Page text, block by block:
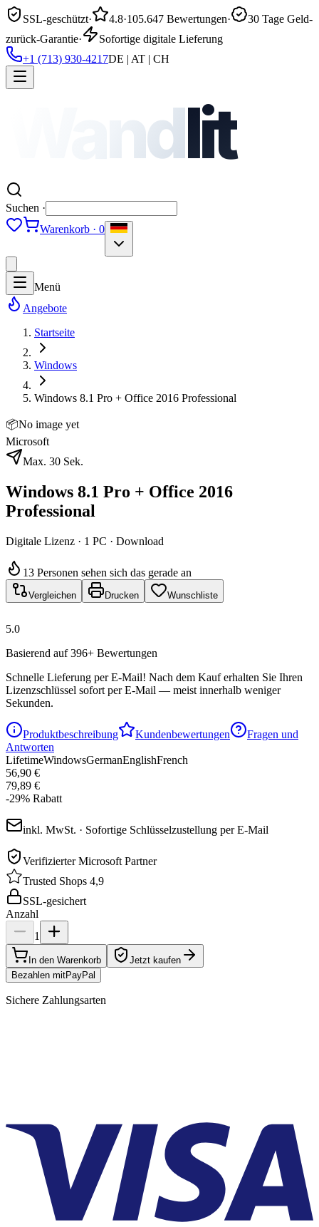
SSL-geschützt· 4.8·105.647 Bewertungen·
30 Tage Geld-
zurück-Garantie·
Sofortige digitale Lieferung
+1 (713) 930-4217DE | AT | CH
Wandlit
Suchen ·
Warenkorb · 0
Menü
Angebote
Startseite
Windows
Windows 8.1 Pro + Office 2016 Professional
📦No image yet
Microsoft
Max. 30 Sek.
Windows 8.1 Pro + Office 2016
Professional
Digitale Lizenz · 1 PC · Download
13 Personen sehen sich das gerade an
Vergleichen Drucken Wunschliste
5.0
Basierend auf 396+ Bewertungen
Schnelle Lieferung per E-Mail! Nach dem Kauf erhalten Sie Ihren
Lizenzschlüssel sofort per E-Mail — meist innerhalb weniger
Sekunden.
Produktbeschreibung Kundenbewertungen
Fragen und
Antworten
LifetimeWindowsGermanEnglishFrench
56,90 €
79,89 €
-29% Rabatt
inkl. MwSt. · Sofortige Schlüsselzustellung per E-Mail
Verifizierter Microsoft Partner
Trusted Shops 4,9
SSL-gesichert
Anzahl
1
In den Warenkorb
Jetzt kaufen
Bezahlen mitPayPal
Sichere Zahlungsarten